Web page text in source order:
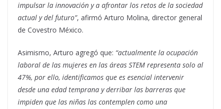
impulsar la innovación y a afrontar los retos de la sociedad
actual y del futuro”, afirmó Arturo Molina, director general
de Covestro México.
Asimismo, Arturo agregó que: “actualmente la ocupación
laboral de las mujeres en las áreas STEM representa solo al
47%, por ello, identificamos que es esencial intervenir
desde una edad temprana y derribar las barreras que
impiden que las niñas las contemplen como una